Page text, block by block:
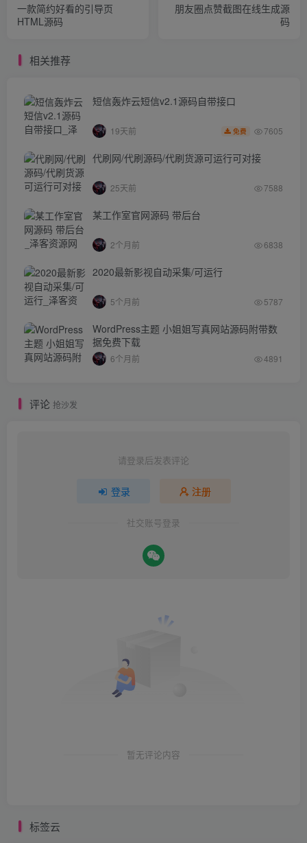
一款简约好看的引导页
HTML源码
朋友圈点赞截图在线生成源
码
相关推荐
短信轰炸云短信v2.1源码自带接口
19天前 免费 7605
代刷网/代刷源码/代刷货源可运行可对接
25天前 7588
某工作室官网源码 带后台
2个月前 6838
2020最新影视自动采集/可运行
5个月前 5787
WordPress主题 小姐姐写真网站源码附带数
据免费下载
6个月前 4891
评论 抢沙发
请登录后发表评论
登录 注册
社交账号登录
暂无评论内容
标签云